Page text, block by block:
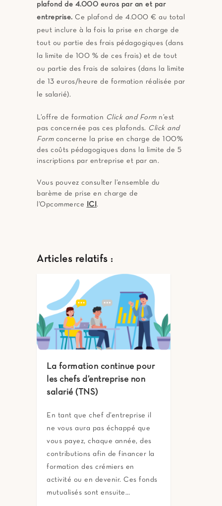
plafond de 4.000 euros par an et par
entreprise. Ce plafond de 4.000 € au total
peut inclure à la fois la prise en charge de
tout ou partie des frais pédagogiques (dans
la limite de 100 % de ces frais) et de tout
ou partie des frais de salaires (dans la limite
de 13 euros/heure de formation réalisée par
le salarié).
L’offre de formation Click and Formn’est
pas concernée pas ces plafonds. Click and
Formconcerne la prise en charge de 100%
des coûts pédagogiques dans la limite de 5
inscriptions par entreprise et par an.
Vous pouvez consulter l’ensemble du
barème de prise en charge de
l’Opcommerce
ICI .
Articles relatifs :
La formation continue pour
les chefs d’entreprise non
salarié (TNS)
En tant que chef d’entreprise il
ne vous aura pas échappé que
vous payez, chaque année, des
contributions afin de financer la
formation des crémiers en
activité ou en devenir. Ces fonds
mutualisés sont ensuite…